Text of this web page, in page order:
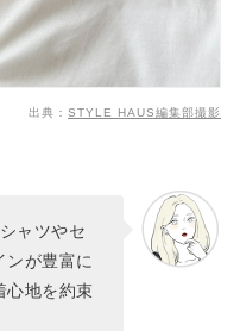
出典： STYLE HAUS編集部撮影
ャツやセ
ンが豊富に
心地を約束